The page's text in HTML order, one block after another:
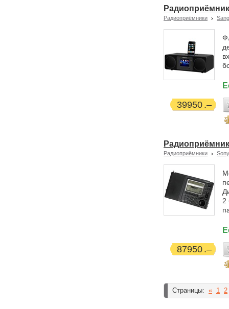
Радиоприёмники
39950
Радиоприёмники Sony
2
87950
Страницы: « 1 2